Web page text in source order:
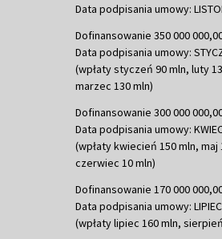
Data podpisania umowy:
Dofinansowanie 350 000
Data podpisania umowy:
(wpłaty styczeń 90 mln, luty
marzec 130 mln)
Dofinansowanie 300 000
Data podpisania umowy:
(wpłaty kwiecień 150 mln, maj
czerwiec 10 mln)
Dofinansowanie 170 000
Data podpisania umowy:
(wpłaty lipiec 160 mln,